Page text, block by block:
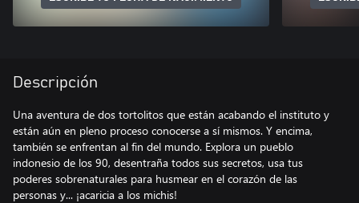
Descripción
Una aventura de dos tortolitos que están acabando el instituto y
están aún en pleno proceso conocerse a sí mismos. Y encima,
también se enfrentan al fin del mundo. Explora un pueblo
indonesio de los 90, desentraña todos sus secretos, usa tus
poderes sobrenaturales para husmear en el corazón de las
personas y... ¡acaricia a los michis!